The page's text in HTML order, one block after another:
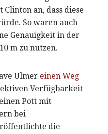
an, dass diese
So waren auch
Genauigkeit in der
m zu nutzen.
Ulmer einen Weg
Verfügbarkeit
Pott mit
bei
die